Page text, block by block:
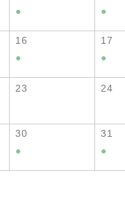
●
●
16
●
17
●
23 24
30
●
31
●